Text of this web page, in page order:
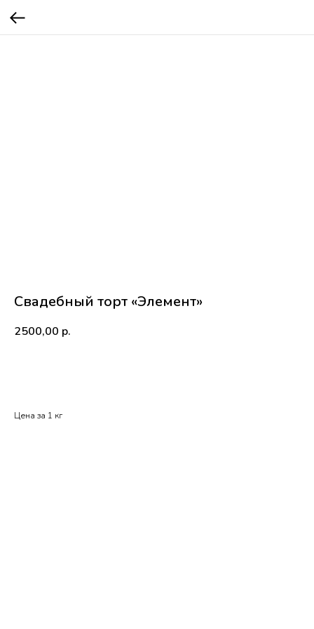
Свадебный торт «Элемент»
2500,00 р.
Цена за 1 кг